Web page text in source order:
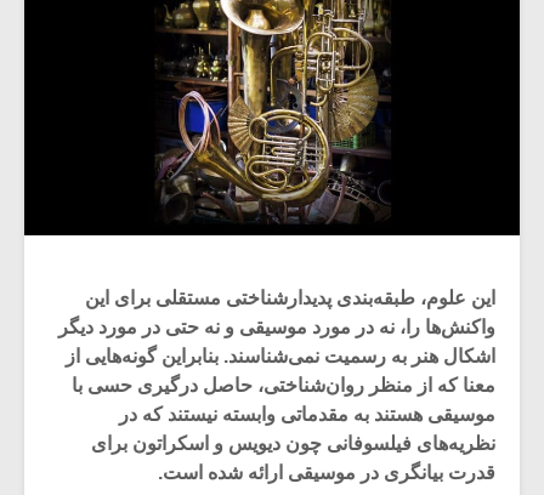
این علوم، طبقه‌بندی پدیدارشناختی مستقلی برای این
واکنش‌ها را، نه در مورد موسیقی و نه حتی در مورد دیگر
اشکال هنر به رسمیت نمی‌شناسند. بنابراین گونه‌هایی از
معنا که از منظر روان‌شناختی، حاصل درگیری حسی با
موسیقی هستند به مقدماتی وابسته نیستند که در
نظریه‌های فیلسوفانی چون دیویس و اسکراتون برای
قدرت بیانگری در موسیقی ارائه شده است.